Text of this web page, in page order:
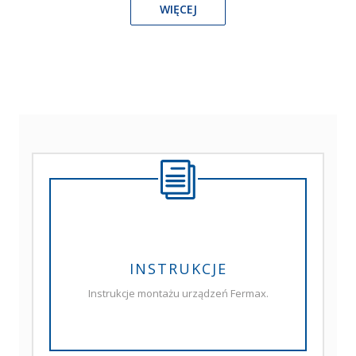
WIĘCEJ
INSTRUKCJE
Instrukcje montażu urządzeń Fermax.